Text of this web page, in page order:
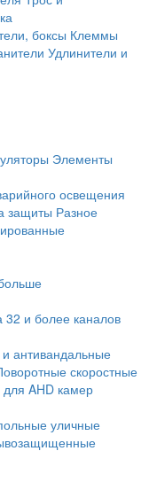
боксы Клеммы
Удлинители и
Элементы
освещения
защиты Разное
32 и более каналов
антивандальные
скоростные
AHD камер
уличные